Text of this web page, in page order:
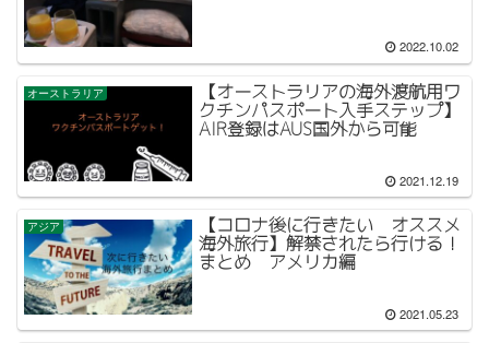
2022.10.02
オーストラリア 【オーストラリアの海外渡航用ワ
クチンパスポート入手ステップ】
AIR登録はAUS国外から可能
2021.12.19
アジア 【コロナ後に行きたい オススメ
海外旅行】解禁されたら行ける！
まとめ アメリカ編
2021.05.23